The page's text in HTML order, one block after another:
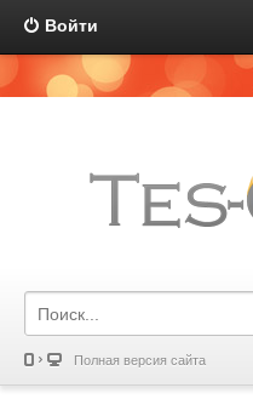
Войти
Полная версия сайта